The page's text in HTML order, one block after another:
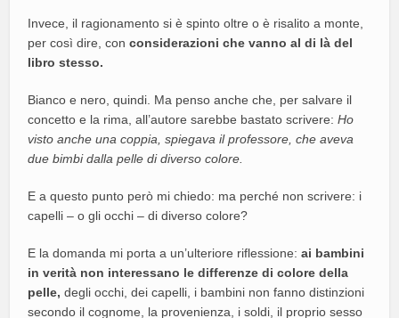
Invece, il ragionamento si è spinto oltre o è risalito a monte,
per così dire, conconsiderazioni che vanno al di là del
libro stesso.
Bianco e nero, quindi. Ma penso anche che, per salvare il
concetto e la rima, all’autore sarebbe bastato scrivere:Ho
visto anche una coppia, spiegava il professore, che aveva
due bimbi dalla pelle di diverso colore.
E a questo punto però mi chiedo: ma perché non scrivere: i
capelli – o gli occhi – di diverso colore?
E la domanda mi porta a un’ulteriore riflessione:ai bambini
in verità non interessano le differenze di colore della
pelle, degli occhi, dei capelli, i bambini non fanno distinzioni
secondo il cognome, la provenienza, i soldi, il proprio sesso